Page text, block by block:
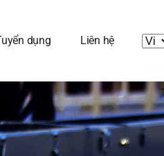
dụng Liên hệ